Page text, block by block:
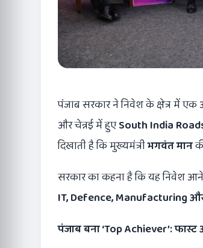
पंजाब सरकार ने निवेश के क्षेत्र में एक
और चेन्नई में हुएSouth India
दिखाती है कि मुख्यमंत्रीभगवंत मान
सरकार का कहना है कि यह निवेश
IT, Defence, Manufacturing
पंजाब बना‘Top Achiever’:फास्ट